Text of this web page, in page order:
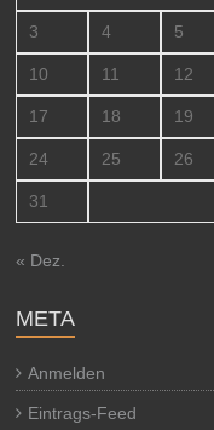
3 4 5
10 11 12
17 18 19
24 25 26
31
« Dez.
META
Anmelden
Eintrags-Feed